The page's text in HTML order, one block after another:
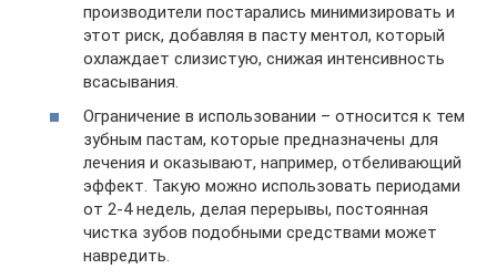
производители постарались минимизировать и
этот риск, добавляя в пасту ментол, который
охлаждает слизистую, снижая интенсивность
всасывания.
Ограничение в использовании – относится к тем
зубным пастам, которые предназначены для
лечения и оказывают, например, отбеливающий
эффект. Такую можно использовать периодами
от 2-4 недель, делая перерывы, постоянная
чистка зубов подобными средствами может
навредить.